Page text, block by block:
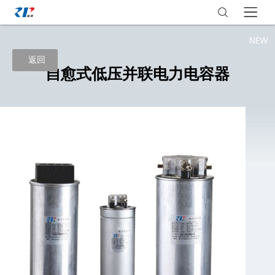
NEW
自愈式低压并联电力电容器
返回